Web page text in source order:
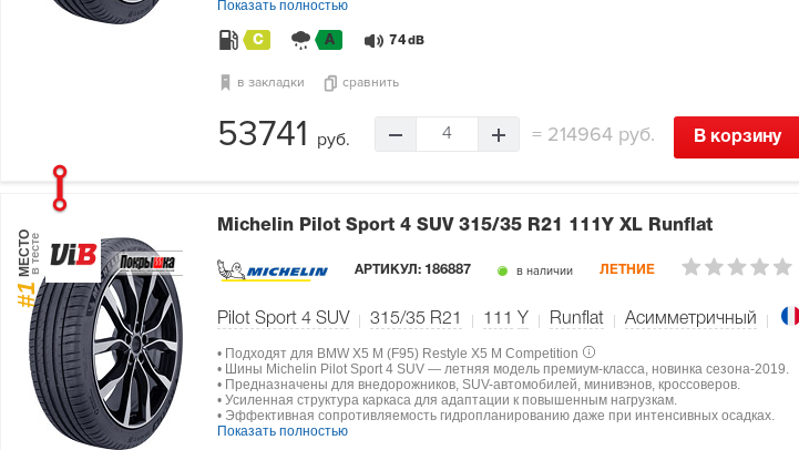
Показать полностью
C A 74dB
в закладки сравнить
53741 руб. 4 = 214964 руб. В корзину
#1
МЕСТОв тесте
Michelin Pilot Sport 4 SUV 315/35 R21 111Y XL Runflat
АРТИКУЛ: 186887 в наличии ЛЕТНИЕ
Pilot Sport 4 SUV 315/35 R21 111 Y Runflat Асимметричный
• Подходят для BMW X5 M (F95) Restyle X5 M Competition
• Шины Michelin Pilot Sport 4 SUV — летняя модель премиум-класса, новинка сезона-2019.
• Предназначены для внедорожников, SUV-автомобилей, минивэнов, кроссоверов.
• Усиленная структура каркаса для адаптации к повышенным нагрузкам.
• Эффективная сопротивляемость гидропланированию даже при интенсивных осадках.
Показать полностью